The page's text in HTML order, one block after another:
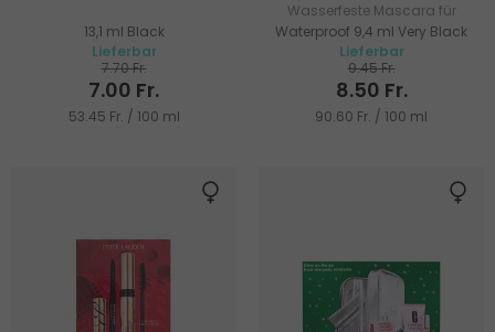
13,1 ml Black
Lieferbar
7.70 Fr.
7.00 Fr.
53.45 Fr. / 100 ml
Wasserfeste Mascara für
Volumen, Verlängerung und
Form
Waterproof 9,4 ml Very Black
Lieferbar
9.45 Fr.
8.50 Fr.
90.60 Fr. / 100 ml